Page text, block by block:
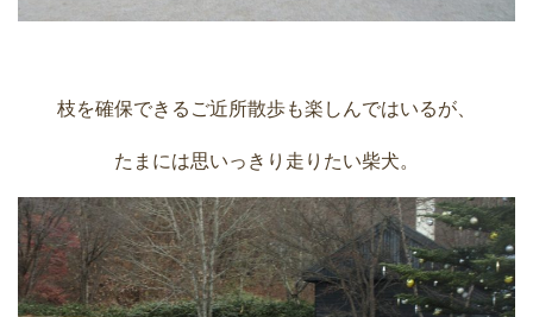
枝を確保できるご近所散歩も楽しんではいるが、
たまには思いっきり走りたい柴犬。